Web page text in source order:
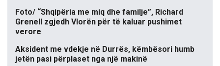
Foto/ “Shqipëria me miq dhe familje”, Richard
Grenell zgjedh Vlorën për të kaluar pushimet
verore
Aksident me vdekje në Durrës, këmbësori humb
jetën pasi përplaset nga një makinë